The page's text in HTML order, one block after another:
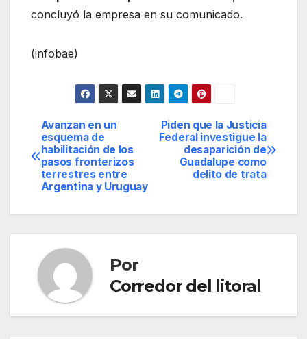
concluyó la empresa en su comunicado.
(infobae)
Navegación
de
entradas
Piden que la Justicia
Federal investigue la
desaparición de
Guadalupe como
delito de trata
Avanzan en un
esquema de
habilitación de los
pasos fronterizos
terrestres entre
Argentina y Uruguay
Por
Corredor del litoral